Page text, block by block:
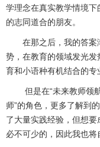
学理念在真实教学情境
的志同道合的朋友。
在那之后，我的答
势，在教育的领域发光
育和小语种有机结合的
但是在“未来教师领
师”的角色，更多了解到
了大量实践经验，但想
必不可少的，因此我也将